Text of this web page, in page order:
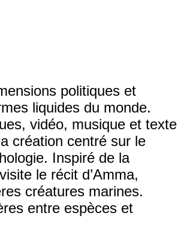
politiques et
liquides du monde.
vidéo, musique et texte
création centré sur le
Inspiré de la
le récit d’Amma,
créatures marines.
entre espèces et